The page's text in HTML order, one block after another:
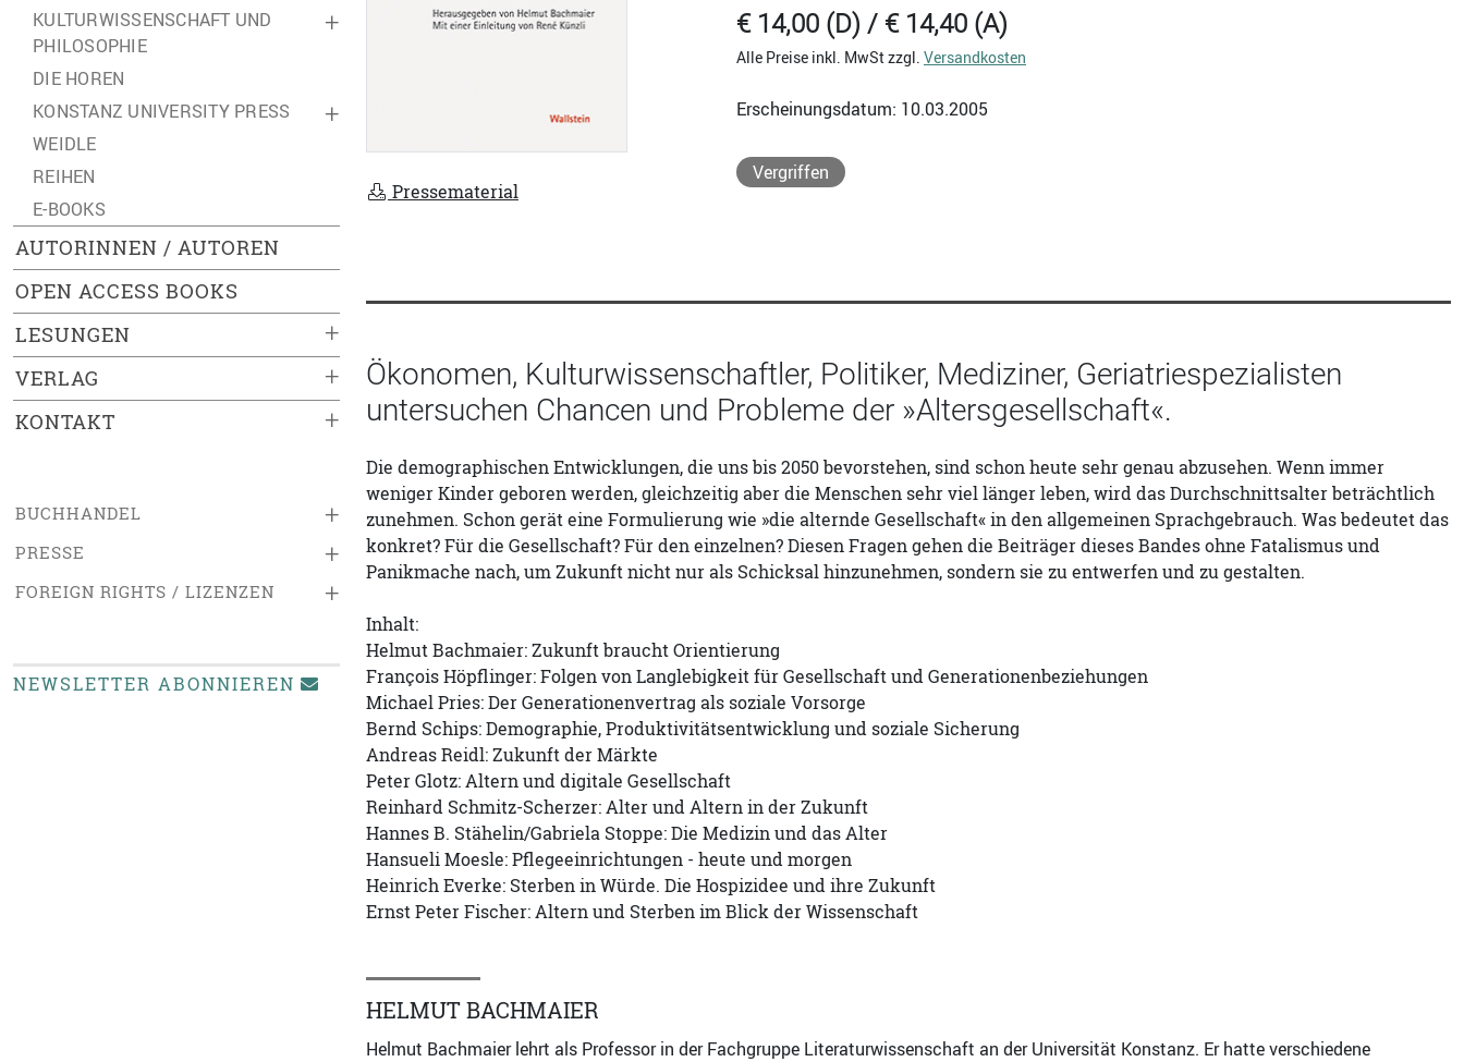
+
KULTURWISSENSCHAFT UND
PHILOSOPHIE
DIE HOREN
+
KONSTANZ UNIVERSITY PRESS
WEIDLE
REIHEN
E-BOOKS
AUTORINNEN / AUTOREN
OPEN ACCESS BOOKS
+
LESUNGEN
+
VERLAG
+
KONTAKT
+
BUCHHANDEL
+
PRESSE
+
FOREIGN RIGHTS / LIZENZEN
NEWSLETTER ABONNIEREN
Pressematerial
€ 14,00 (D) / € 14,40 (A)
Alle Preise inkl. MwSt zzgl. Versandkosten
Erscheinungsdatum: 10.03.2005
Vergriffen
Ökonomen, Kulturwissenschaftler, Politiker, Mediziner, Geriatriespezialisten
untersuchen Chancen und Probleme der »Altersgesellschaft«.
Die demographischen Entwicklungen, die uns bis 2050 bevorstehen, sind schon heute sehr genau abzusehen. Wenn immer
weniger Kinder geboren werden, gleichzeitig aber die Menschen sehr viel länger leben, wird das Durchschnittsalter beträchtlich
zunehmen. Schon gerät eine Formulierung wie »die alternde Gesellschaft« in den allgemeinen Sprachgebrauch. Was bedeutet das
konkret? Für die Gesellschaft? Für den einzelnen? Diesen Fragen gehen die Beiträger dieses Bandes ohne Fatalismus und
Panikmache nach, um Zukunft nicht nur als Schicksal hinzunehmen, sondern sie zu entwerfen und zu gestalten.
Inhalt:
Helmut Bachmaier: Zukunft braucht Orientierung
François Höpflinger: Folgen von Langlebigkeit für Gesellschaft und Generationenbeziehungen
Michael Pries: Der Generationenvertrag als soziale Vorsorge
Bernd Schips: Demographie, Produktivitätsentwicklung und soziale Sicherung
Andreas Reidl: Zukunft der Märkte
Peter Glotz: Altern und digitale Gesellschaft
Reinhard Schmitz-Scherzer: Alter und Altern in der Zukunft
Hannes B. Stähelin/Gabriela Stoppe: Die Medizin und das Alter
Hansueli Moesle: Pflegeeinrichtungen - heute und morgen
Heinrich Everke: Sterben in Würde. Die Hospizidee und ihre Zukunft
Ernst Peter Fischer: Altern und Sterben im Blick der Wissenschaft
HELMUT BACHMAIER
Helmut Bachmaier lehrt als Professor in der Fachgruppe Literaturwissenschaft an der Universität Konstanz. Er hatte verschiedene